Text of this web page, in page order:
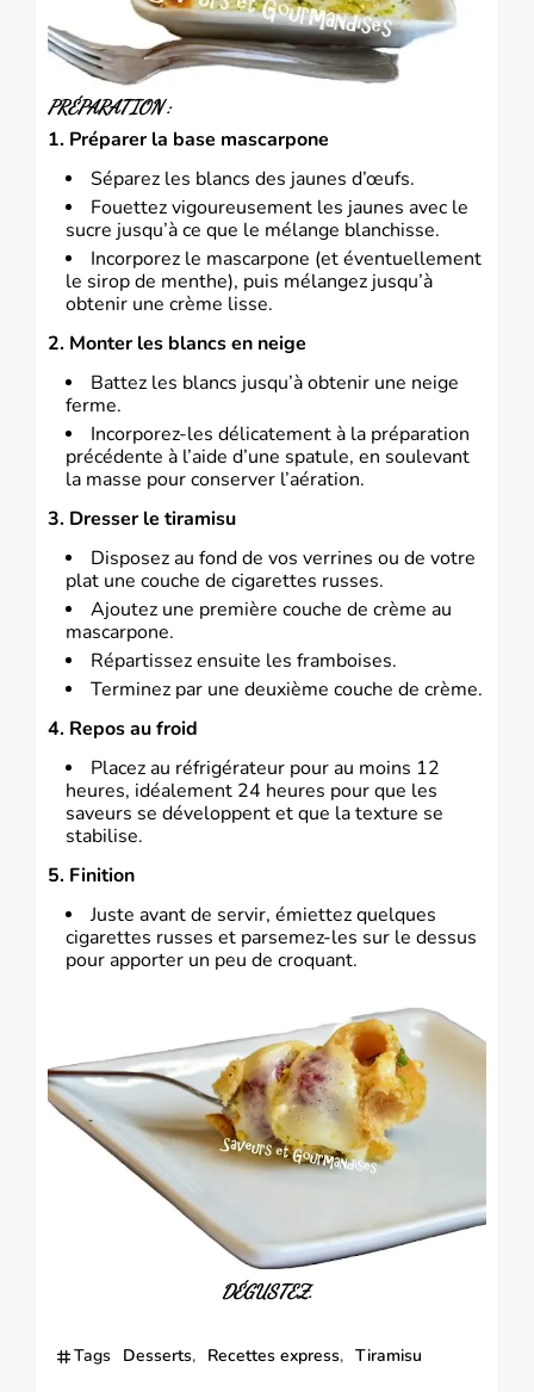
PRÉPARATION :
1. Préparer la base mascarpone
Séparez les blancs des jaunes d’œufs.
Fouettez vigoureusement les jaunes avec le
sucre jusqu’à ce que le mélange blanchisse.
Incorporez le mascarpone (et éventuellement
le sirop de menthe), puis mélangez jusqu’à
obtenir une crème lisse.
2. Monter les blancs en neige
Battez les blancs jusqu’à obtenir une neige
ferme.
Incorporez-les délicatement à la préparation
précédente à l’aide d’une spatule, en soulevant
la masse pour conserver l’aération.
3. Dresser le tiramisu
Disposez au fond de vos verrines ou de votre
plat une couche de cigarettes russes.
Ajoutez une première couche de crème au
mascarpone.
Répartissez ensuite les framboises.
Terminez par une deuxième couche de crème.
4. Repos au froid
Placez au réfrigérateur pour au moins 12
heures, idéalement 24 heures pour que les
saveurs se développent et que la texture se
stabilise.
5. Finition
Juste avant de servir, émiettez quelques
cigarettes russes et parsemez-les sur le dessus
pour apporter un peu de croquant.
DÉGUSTEZ.
Tags Desserts Recettes express Tiramisu